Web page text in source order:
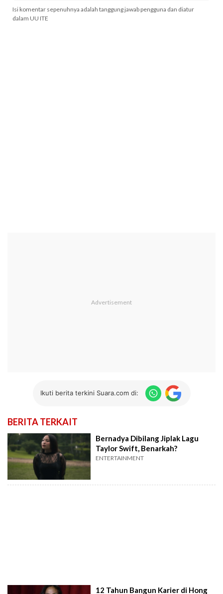
Isi komentar sepenuhnya adalah tanggung jawab pengguna dan diatur
dalam UU ITE
Ikuti berita terkini Suara.com di:
BERITA TERKAIT
Bernadya Dibilang Jiplak Lagu
Taylor Swift, Benarkah?
ENTERTAINMENT
12 Tahun Bangun Karier di Hong